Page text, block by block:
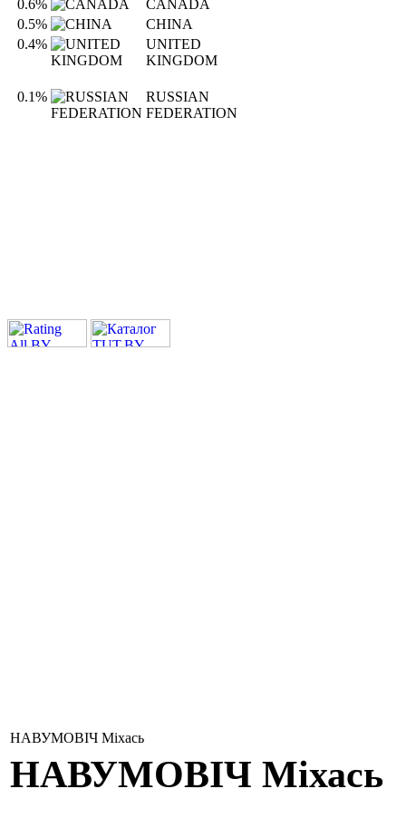
0.6%
CANADA
0.5%
CHINA
0.4%
UNITED
KINGDOM
0.1%
RUSSIAN
FEDERATION
НАВУМОВІЧ Міхась
НАВУМОВІЧ Міхась